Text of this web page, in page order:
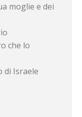
moglie e dei
che lo
di Israele